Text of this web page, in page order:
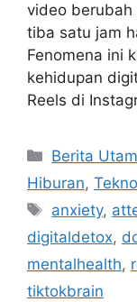
video
tiba satu jam
Fenomena ini
kehidupan
Reels di
C
a
e
g
o
r
Berita
Hiburan,
T
a
s
anxiety,
digitaldetox,
mentalhealth,
tiktokbrain